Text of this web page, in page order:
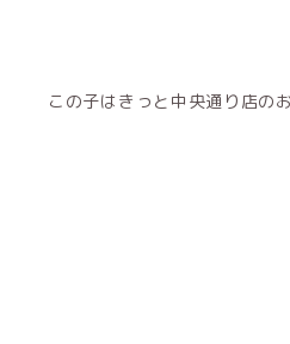
この子はきっと中央通り店の